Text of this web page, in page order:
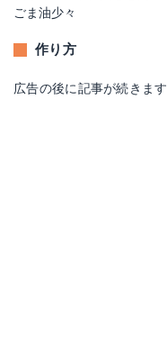
ごま油少々
作り方
広告の後に記事が続きます